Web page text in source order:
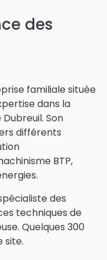
des
familiale située
dans la
Son
différents
BTP,
des
techniques de
Quelques 300
site.